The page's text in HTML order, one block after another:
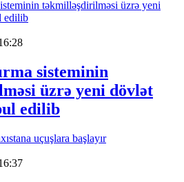
sisteminin
üzrə yeni dövlət
edilib